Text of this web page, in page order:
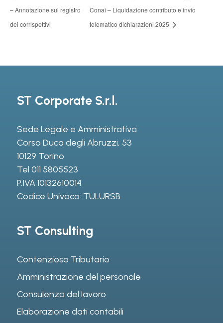
– Annotazione sul registro
dei corrispettivi
Conai – Liquidazione contributo e invio
telematico dichiarazioni 2025
ST Corporate S.r.l.
Sede Legale e Amministrativa
Corso Duca degli Abruzzi, 53
10129 Torino
Tel 011 5805523
P.IVA 10132610014
Codice Univoco: TULURSB
ST Consulting
Contenzioso Tributario
Amministrazione del personale
Consulenza del lavoro
Elaborazione dati contabili